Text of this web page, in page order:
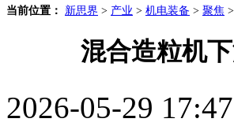
当前位置： 新思界 > 产业 > 机电装备 > 聚焦 >
混合造粒机
2026-05-29